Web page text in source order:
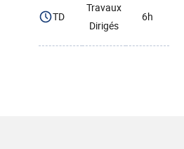
TD
Travaux
Dirigés
6h